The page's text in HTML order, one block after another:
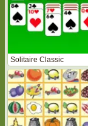
Solitaire Classic